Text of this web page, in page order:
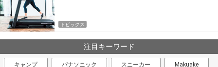
トピックス
注目キーワード
キャンプ パナソニック スニーカー Makuake